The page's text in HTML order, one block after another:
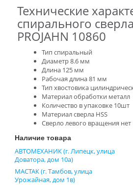
Технические
спирального
PROJAHN 10860
Тип спиральный
Диаметр 8.6 мм
Длина 125 мм
Рабочая длина 81 мм
Тип хвостовика
Материал обработки металл
Количество в упаковке 10шт
Материал сверла HSS
Сверло левого вращения нет
Наличие товара
АВТОМЕХАНИК (г. Липецк, улица
Доватора, дом 10а)
МАСТАК (г. Тамбов, улица
Урожайная, дом 1в)